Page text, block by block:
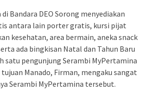
Bandara DEO Sorong menyediakan
antara lain porter gratis, kursi pijat
kesehatan, area bermain, aneka snack
ada bingkisan Natal dan Tahun Baru
satu pengunjung Serambi MyPertamina
Manado, Firman, mengaku sangat
Serambi MyPertamina tersebut.